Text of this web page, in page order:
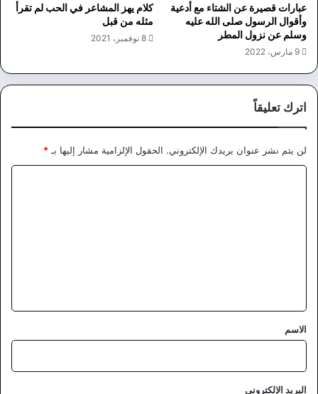
عبارات قصيرة عن الشتاء مع أدعية
وأقوال الرسول صلى الله عليه
وسلم عن نزول المطر
9 مارس، 2022
كلام يهز المشاعر في الحب لم تقرأ
مثله من قبل
8 نوفمبر، 2021
اترك تعليقاً
لن يتم نشر عنوان بريدك الإلكتروني. الحقول الإلزامية مشار إليها بـ *
*
الاسم
البريد الإلكتروني